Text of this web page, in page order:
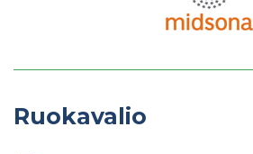
Ruokavalio